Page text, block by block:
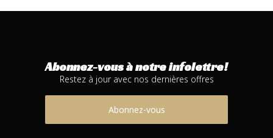
Abonnez-vous à notre infolettre!
Restez à jour avec nos dernières offres
Abonnez-vous